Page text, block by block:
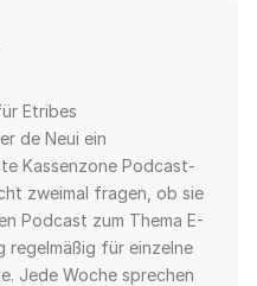
Etribes
de Neui ein
Kassenzone Podcast-
zweimal fragen, ob sie
Podcast zum Thema E-
regelmäßig für einzelne
Jede Woche sprechen